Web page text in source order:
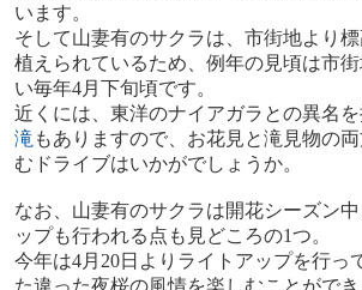
います。
そして山妻有のサクラは、市街地より
植えられているため、例年の見頃は市
い毎年4月下旬頃です。
近くには、東洋のナイアガラとの異名を
滝 もありますので、お花見と滝見物の
むドライブはいかがでしょうか。
なお、山妻有のサクラは開花シーズン
ップも行われる点も見どころの1つ。
今年は4月 20日よりライトアップを行っ